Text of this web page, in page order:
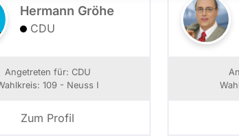
Hermann Gröhe
CDU
Angetreten für: CDU
109 - Neuss I
Zum Profil